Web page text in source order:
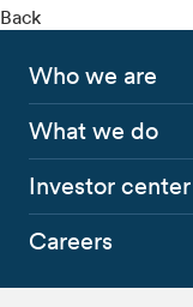
Back
Who we are
What we do
Investor center
Careers